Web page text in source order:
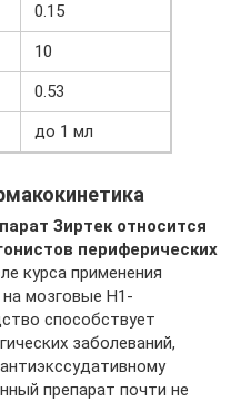
0.15
10
0.53
до 1 мл
Зиртек относится
периферических
курса применения
на мозговые Н1-
способствует
заболеваний,
препарат почти не